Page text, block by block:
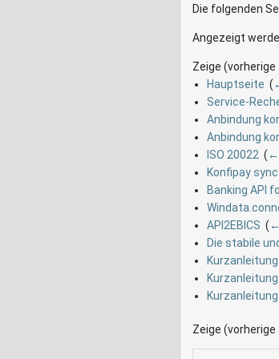
Die folgenden
Angezeigt
Zeige
Hauptseite (
Service-
Anbindung
Anbindung
ISO 20022 ( ←
Konfipay sync
Banking API
API2EBICS (
Die stabile
Zeige